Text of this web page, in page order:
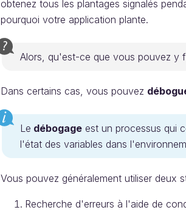
obtenez tous les plantages signalés
pourquoi votre application plante.
Alors, qu'est-ce que vous pouvez y
Dans certains cas, vous pouvez
Le débogage est un processus qui
l'état des variables dans
Vous pouvez généralement utiliser deux
Recherche d'erreurs à l'aide de